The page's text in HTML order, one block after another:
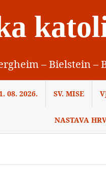
– Bielstein –
08. 2026. SV. MISE
NASTAVA